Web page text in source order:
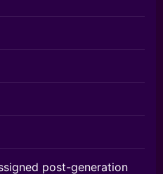
post-generation